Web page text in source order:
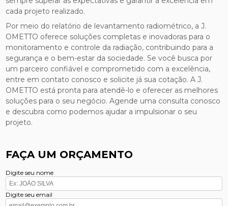
cada projeto realizado.
Por meio do relatório de levantamento radiométrico, a J.
OMETTO oferece soluções completas e inovadoras para o
monitoramento e controle da radiação, contribuindo para a
segurança e o bem-estar da sociedade. Se você busca por
um parceiro confiável e comprometido com a excelência,
entre em contato conosco e solicite já sua cotação. A J.
OMETTO está pronta para atendê-lo e oferecer as melhores
soluções para o seu negócio. Agende uma consulta conosco
e descubra como podemos ajudar a impulsionar o seu
projeto.
FAÇA UM ORÇAMENTO
Digite seu nome
Digite seu email